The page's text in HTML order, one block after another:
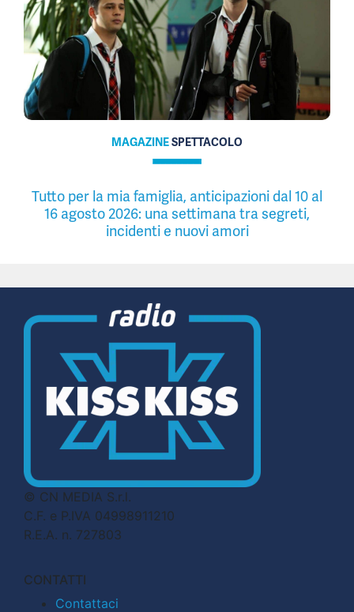
MAGAZINESPETTACOLO
Tutto per la mia famiglia, anticipazioni dal 10 al
16 agosto 2026: una settimana tra segreti,
incidenti e nuovi amori
© CN MEDIA S.r.l.
C.F. e P.IVA 04998911210
R.E.A. n. 727803
CONTATTI
Contattaci